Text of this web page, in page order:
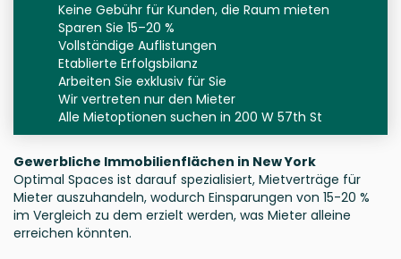
Keine Gebühr für Kunden, die Raum mieten
Sparen Sie 15–20 %
Vollständige Auflistungen
Etablierte Erfolgsbilanz
Arbeiten Sie exklusiv für Sie
Wir vertreten nur den Mieter
Alle Mietoptionen suchen in 200 W 57th St
Gewerbliche Immobilienflächen in New York
Optimal Spaces ist darauf spezialisiert, Mietverträge für
Mieter auszuhandeln, wodurch Einsparungen von 15-20 %
im Vergleich zu dem erzielt werden, was Mieter alleine
erreichen könnten.